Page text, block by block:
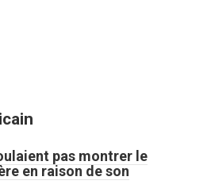
pas montrer le
en raison de son